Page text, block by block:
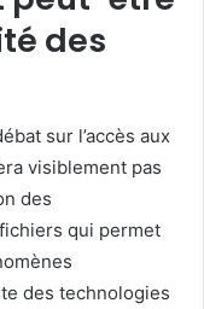
des
sur l’accès aux
visiblement pas
des
qui permet
des technologies